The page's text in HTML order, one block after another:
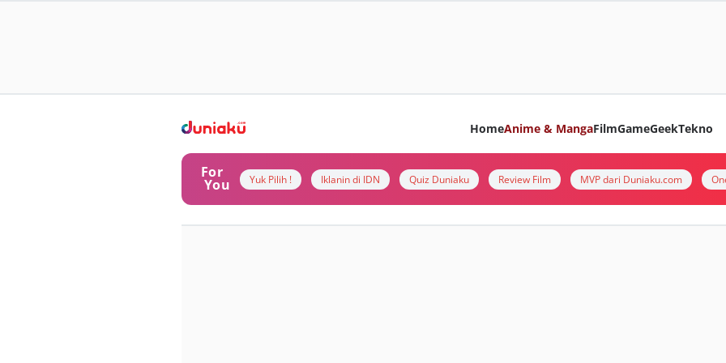
HomeAnime & MangaFilmGameGeekTekno
For
You Yuk Pilih ! Iklanin di IDN Quiz Duniaku Review Film MVP dari Duniaku.com